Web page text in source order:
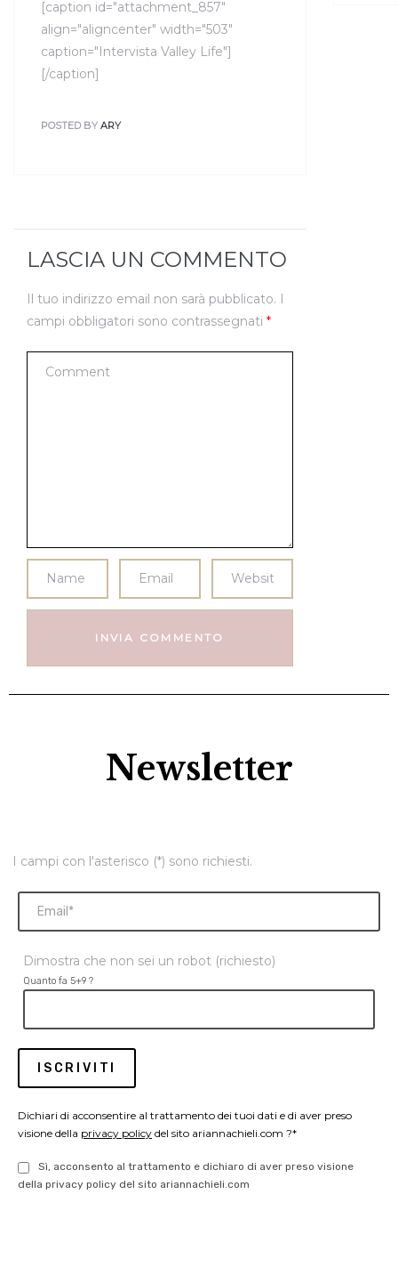
[caption id="attachment_857"
align="aligncenter" width="503"
caption="Intervista Valley Life"]
[/caption]
POSTED BY ARY
LASCIA UN COMMENTO
Il tuo indirizzo email non sarà pubblicato. I
campi obbligatori sono contrassegnati *
Newsletter
I campi con l'asterisco (*) sono richiesti.
Dimostra che non sei un robot (richiesto)
Quanto fa 5+9 ?
Dichiari di acconsentire al trattamento dei tuoi dati e di aver preso
visione della privacy policy del sito ariannachieli.com ?*
Sì, acconsento al trattamento e dichiaro di aver preso visione
della privacy policy del sito ariannachieli.com